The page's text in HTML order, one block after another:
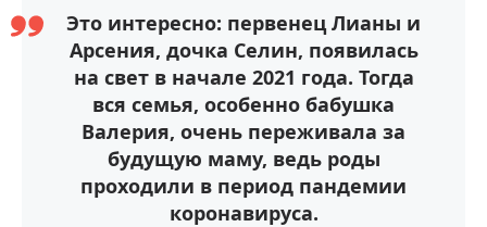
Это интересно: первенец Лианы и
Арсения, дочка Селин, появилась
на свет в начале 2021 года. Тогда
вся семья, особенно бабушка
Валерия, очень переживала за
будущую маму, ведь роды
проходили в период пандемии
коронавируса.